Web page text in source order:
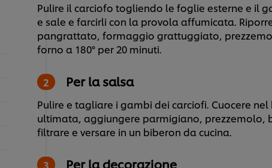
Pulire il carciofo togliendo le foglie esterne e il
e sale e farcirli con la provola affumicata.
pangrattato, formaggio grattuggiato,
forno a 180° per 20 minuti.
Per la salsa
Pulire e tagliare i gambi dei carciofi. Cuocere
ultimata, aggiungere parmigiano, prezzemolo,
filtrare e versare in un biberon da cucina.
Per la decorazione